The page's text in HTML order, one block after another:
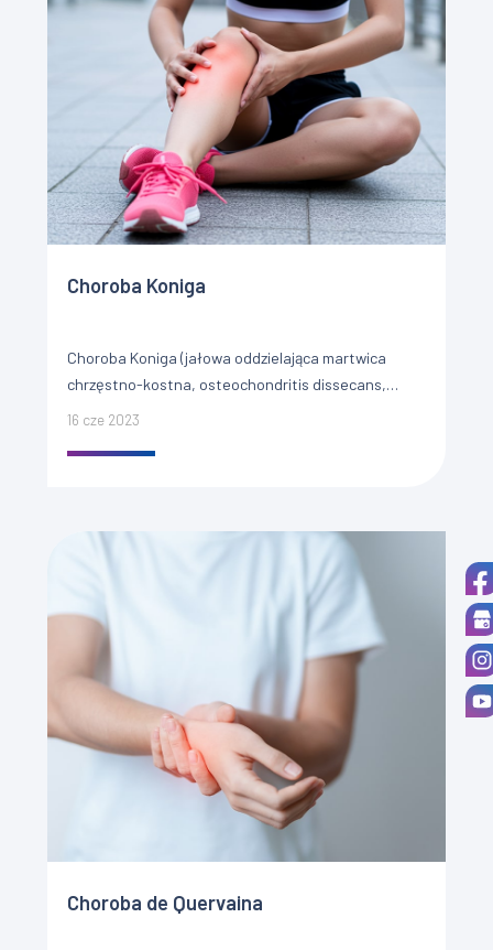
Choroba Koniga
Choroba Koniga (jałowa oddzielająca martwica
chrzęstno-kostna, osteochondritis dissecans,
osteochondrosis dissecans, OCD) jest schorzeniem
16 cze 2023
Choroba de Quervaina